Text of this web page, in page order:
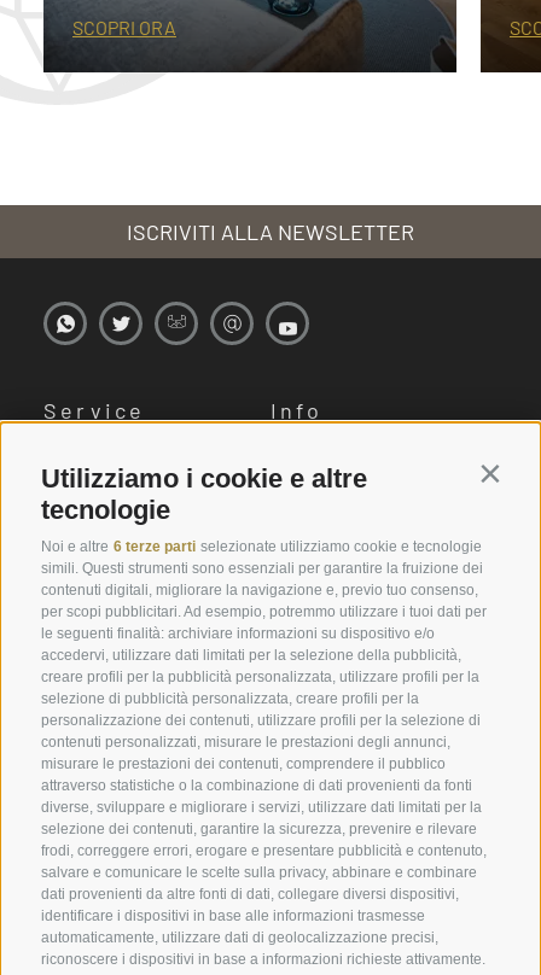
Utilizziamo i cookie e altre
tecnologie
Noi e altre 6 terze parti selezionate utilizziamo cookie e tecnologie
simili. Questi strumenti sono essenziali per garantire la fruizione dei
contenuti digitali, migliorare la navigazione e, previo tuo consenso,
per scopi pubblicitari. Ad esempio, potremmo utilizzare i tuoi dati per
le seguenti finalità: archiviare informazioni su dispositivo e/o
accedervi, utilizzare dati limitati per la selezione della pubblicità,
creare profili per la pubblicità personalizzata, utilizzare profili per la
selezione di pubblicità personalizzata, creare profili per la
personalizzazione dei contenuti, utilizzare profili per la selezione di
contenuti personalizzati, misurare le prestazioni degli annunci,
misurare le prestazioni dei contenuti, comprendere il pubblico
attraverso statistiche o la combinazione di dati provenienti da fonti
diverse, sviluppare e migliorare i servizi, utilizzare dati limitati per la
selezione dei contenuti, garantire la sicurezza, prevenire e rilevare
frodi, correggere errori, erogare e presentare pubblicità e contenuto,
salvare e comunicare le scelte sulla privacy, abbinare e combinare
dati provenienti da altre fonti di dati, collegare diversi dispositivi,
identificare i dispositivi in base alle informazioni trasmesse
automaticamente, utilizzare dati di geolocalizzazione precisi,
riconoscere i dispositivi in base a informazioni richieste attivamente.
SCOPRI ORA
ISCRIVITI ALLA NEWSLETTER
Service
Engels Park
Prenota online
Buoni
Offerte
Camere last minute
Camere & Suite
Richiedi ora
Posizione e arrivo
Info
Voci dal Plunhof
Download
Meteo
Webcam
Newsletter
Recensioni
Social Wall
Awards
Hotel Plunhof
Fam. Volgger